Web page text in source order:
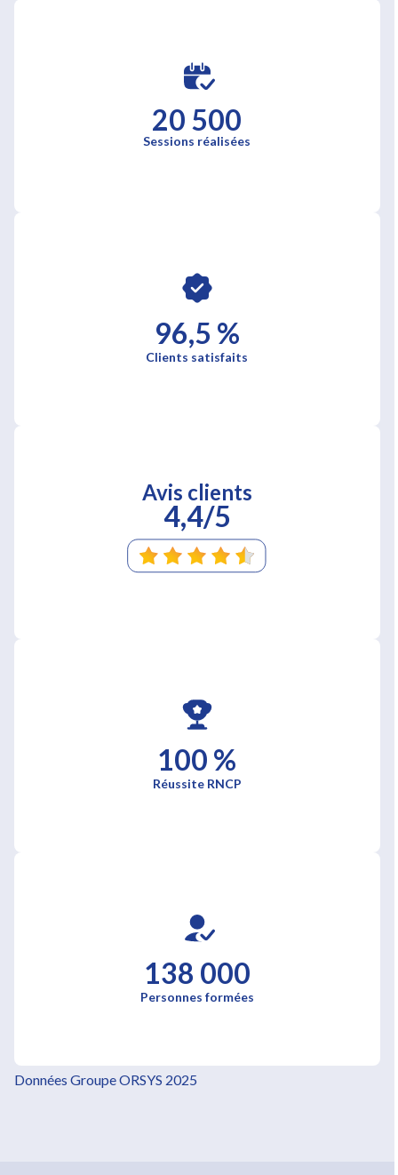
20 500
Sessions réalisées
96,5 %
Clients satisfaits
Avis clients
4,4/5
100 %
Réussite RNCP
138 000
Personnes formées
Données Groupe ORSYS 2025